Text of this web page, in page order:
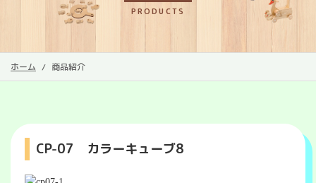
PRODUCTS
ホーム 商品紹介
CP-07 カラーキューブ8